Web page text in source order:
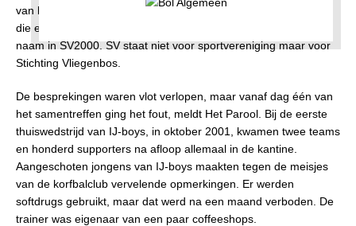
van beide clubs richtten de stichting Sportpark Vliegenbos op,
die eigenaar werd van het clubhuis. IJ-boys veranderde de
naam in SV2000. SV staat niet voor sportvereniging maar voor
Stichting Vliegenbos.
De besprekingen waren vlot verlopen, maar vanaf dag één van
het samentreffen ging het fout, meldt Het Parool. Bij de eerste
thuiswedstrijd van IJ-boys, in oktober 2001, kwamen twee teams
en honderd supporters na afloop allemaal in de kantine.
Aangeschoten jongens van IJ-boys maakten tegen de meisjes
van de korfbalclub vervelende opmerkingen. Er werden
softdrugs gebruikt, maar dat werd na een maand verboden. De
trainer was eigenaar van een paar coffeeshops.